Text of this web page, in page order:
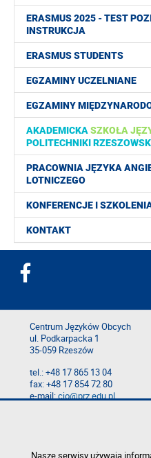
ERASMUS 2025 - TEST
INSTRUKCJA
ERASMUS STUDENTS
EGZAMINY UCZELNIANE
EGZAMINY
AKADEMICKA SZKOŁA
POLITECHNIKI
PRACOWNIA JĘZYKA
LOTNICZEGO
KONFERENCJE I
KONTAKT
Centrum Języków Obcych
ul. Podkarpacka 1
35-059 Rzeszów
tel.: +48 17 865 13 04
fax: +48 17 854 72 80
e-mail:cjo@prz.edu.pl
Zgłoś błąd na stronie
Nasze serwisy używają